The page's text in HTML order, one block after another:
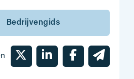
Bedrijvengids